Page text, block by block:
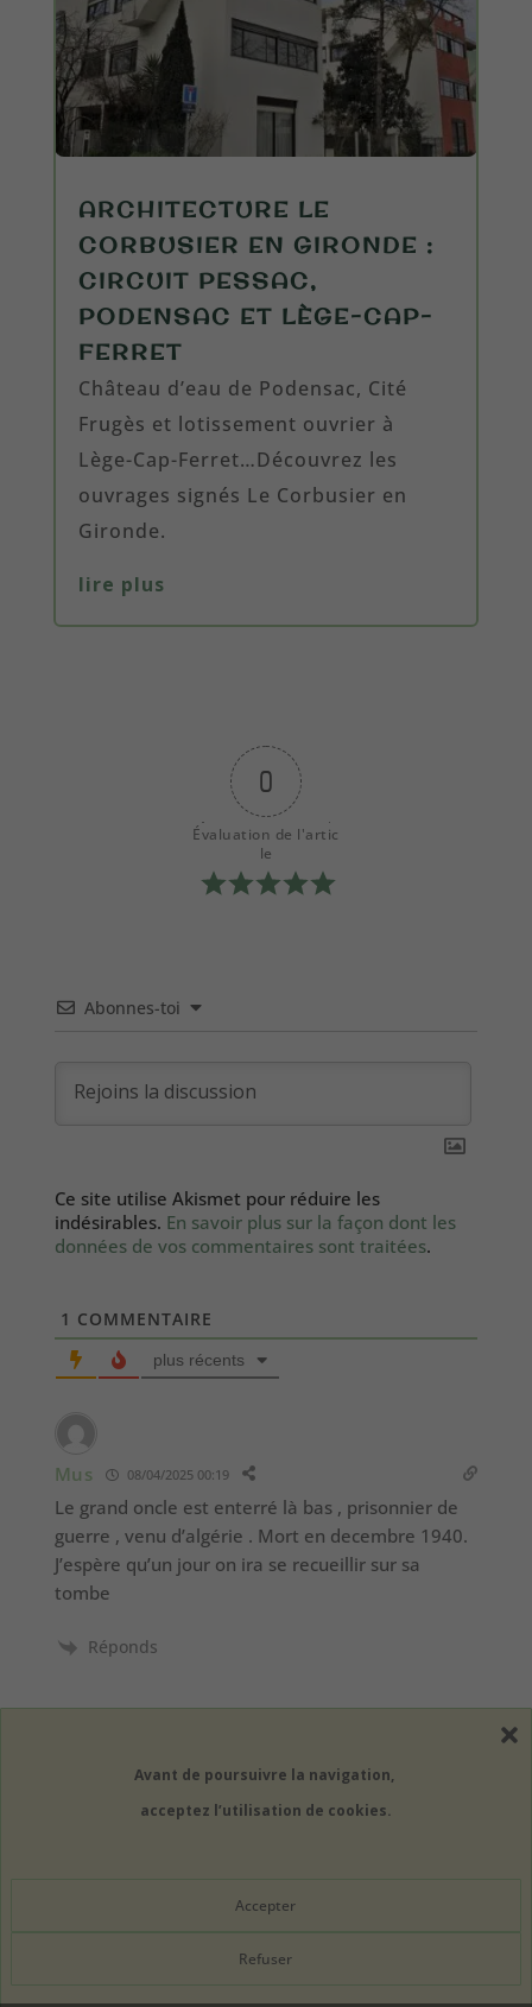
Avant de poursuivre la navigation,
acceptez l’utilisation de cookies.
Accepter
Refuser
ARCHITECTURE LE
CORBUSIER EN GIRONDE :
CIRCUIT PESSAC,
PODENSAC ET LÈGE-CAP-
FERRET
Château d’eau de Podensac, Cité
Frugès et lotissement ouvrier à
Lège-Cap-Ferret…Découvrez les
ouvrages signés Le Corbusier en
Gironde.
lire plus
0
Évaluation de l'artic
le
Abonnes-toi
Ce site utilise Akismet pour réduire les
indésirables. En savoir plus sur la façon dont les
données de vos commentaires sont traitées.
1 COMMENTAIRE
plus récents
Mus 08/04/2025 00:19
Le grand oncle est enterré là bas , prisonnier de
guerre , venu d’algérie . Mort en decembre 1940.
J’espère qu’un jour on ira se recueillir sur sa
tombe
Réponds
Newsletter